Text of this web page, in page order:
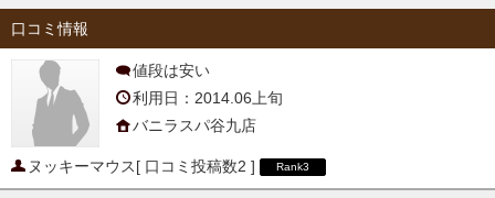
口コミ情報
値段は安い
利用日：2014.06上旬
バニラスパ谷九店
ヌッキーマウス[ 口コミ投稿数2 ] Rank3